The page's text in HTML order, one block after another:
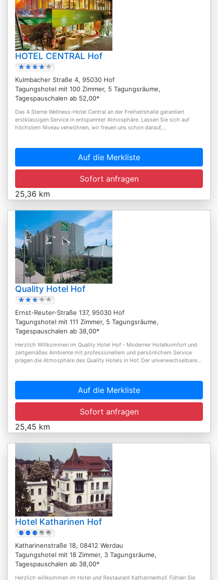
HOTEL CENTRAL Hof
Kulmbacher Straße 4, 95030 Hof
Tagungshotel mit 100 Zimmer, 5 Tagungsräume,
Tagespauschalen ab 52,00*
Das 4 Sterne Wellness-Hotel Central an der Freiheitshalle garantiert
erstklassigen Service in entspannter Atmosphäre. Lassen Sie sich auf
höchstem Niveau verwöhnen, wir freuen uns schon darauf,...
Auf die Merkliste
Sofort anfragen
25,36 km
Quality Hotel Hof
Ernst-Reuter-Straße 137, 95030 Hof
Tagungshotel mit 111 Zimmer, 5 Tagungsräume,
Tagespauschalen ab 38,00*
Herzlich Willkommen im Quality Hotel Hof - Moderner Hotelkomfort und
zeitgemäßes Ambiente mit professionellem und persönlichem Service
prägen die Atmosphäre des Quality Hotels in Hof. Der unverwechselbare...
Auf die Merkliste
Sofort anfragen
25,45 km
Hotel Katharinen Hof
Katharinenstraße 18, 08412 Werdau
Tagungshotel mit 18 Zimmer, 3 Tagungsräume,
Tagespauschalen ab 38,00*
Herzlich willkommen im Hotel und Restaurant Katharinenhof. Fühlen Sie